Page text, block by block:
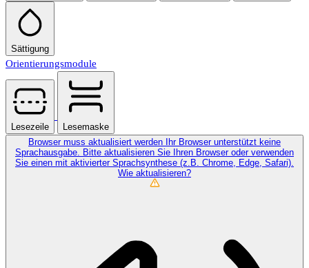
Sättigung
Orientierungsmodule
Lesezeile
Lesemaske
Browser muss aktualisiert werden
Ihr Browser unterstützt keine
Sprachausgabe. Bitte aktualisieren Sie Ihren Browser oder verwenden
Sie einen mit aktivierter Sprachsynthese (z.B. Chrome, Edge, Safari).
Wie aktualisieren?